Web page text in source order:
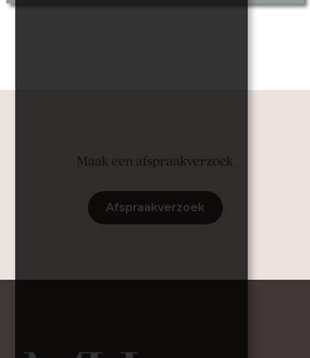
Maak een afspraakverzoek
Afspraakverzoek